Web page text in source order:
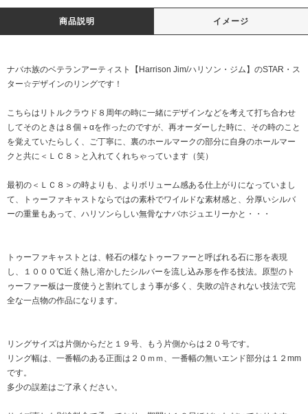
商品説明 イメージ
ナバホ族のベテランアーティスト【Harrison Jim/ハリソン・ジム】のSTAR・ス
ター☆デザインのリングです！
こちらはリトルクラウド８周年の時に一緒にデザインなどを考えて打ち合わせ
してそのときは８個＋αを作ったのですが、再オーダーした時に、その時のこと
を覚えていたらしく、ご丁寧に、裏のホールマークの部分に自身のホールマー
クと共に＜ＬＣ８＞と入れてくれちゃっています（笑）
最初の＜ＬＣ８＞の時よりも、よりボリューム感ある仕上がりになっていまし
て、トゥーファキャストならではの素朴でワイルドな素材感と、分厚いシルバ
ーの重量もあって、ハリソンらしい無骨なナバホジュエリーかと・・・
トゥーファキャストとは、軽石の様なトゥーファーと呼ばれる石に形を表現
し、１０００℃近く熱し溶かしたシルバーを流し込み形を作る技法。原型のト
ゥーファー板は一度使うと割れてしまう事が多く、失敗の許されない技法で完
全な一点物の作品になります。
リングサイズは片側からだと１９号、もう片側からは２０号です。
リング幅は、一番幅のある正面は２０ｍｍ、一番幅の無いエンド部分は１２mm
です。
多少の誤差はご了承ください。